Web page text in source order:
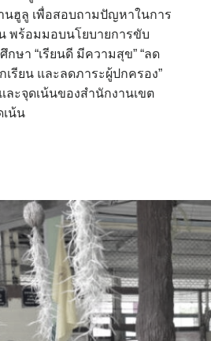
นฮูลู เพื่อสอบถามปัญหาในการ
พร้อมมอบนโยบายการขับ
ษา “เรียนดี มีความสุข” “ลด
รียน และลดภาระผู้ปกครอง”
ละจุดเน้นของสำนักงานเขต
น้น